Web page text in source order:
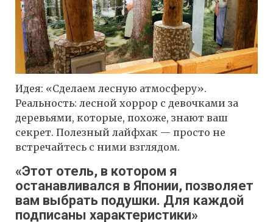
Идея: «Сделаем лесную атмосферу».
Реальность: лесной хоррор с девочками за
деревьями, которые, похоже, знают ваш
секрет. Полезный лайфхак — просто не
встречайтесь с ними взглядом.
«Этот отель, в котором я
останавливался в Японии, позволяет
вам выбрать подушки. Для каждой
подписаны характеристики»